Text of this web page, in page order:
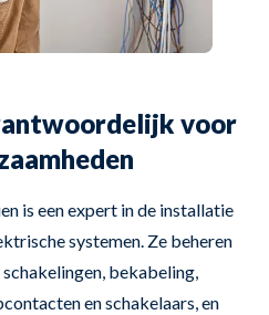
voor
is een expert in de installatie
systemen. Ze beheren
bekabeling,
en schakelaars, en